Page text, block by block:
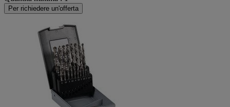
Per richiedere un'offerta